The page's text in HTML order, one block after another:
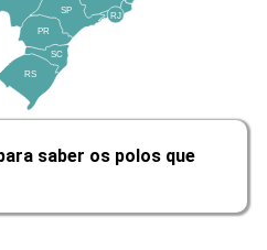
em
PR
SC
RS
SP
RJ
saber os polos que